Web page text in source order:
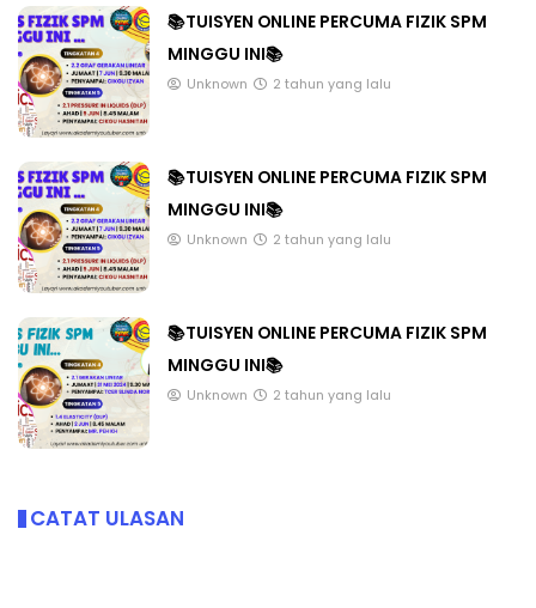
📚TUISYEN ONLINE PERCUMA FIZIK SPM
MINGGU INI📚
Unknown 2 tahun yang lalu
📚TUISYEN ONLINE PERCUMA FIZIK SPM
MINGGU INI📚
Unknown 2 tahun yang lalu
📚TUISYEN ONLINE PERCUMA FIZIK SPM
MINGGU INI📚
Unknown 2 tahun yang lalu
CATAT ULASAN